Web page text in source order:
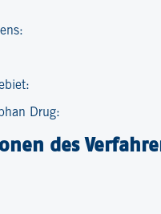
Drug:
des